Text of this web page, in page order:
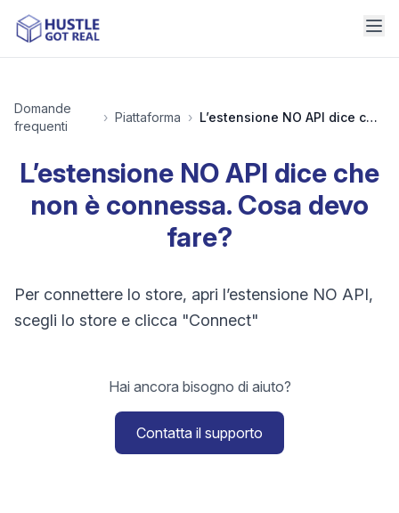
Domande
frequenti
› Piattaforma › L’estensione NO API dice che non è connessa. Cosa devo fare?
L’estensione NO API dice che
non è connessa. Cosa devo
fare?
Per connettere lo store, apri l’estensione NO API,
scegli lo store e clicca "Connect"
Hai ancora bisogno di aiuto?
Contatta il supporto